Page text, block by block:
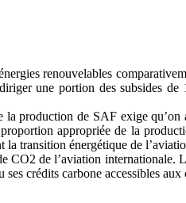
renouvelables
une portion des subsides
production de SAF exige
appropriée de la
transition énergétique de
de l’aviation internationale.
crédits carbone accessibles